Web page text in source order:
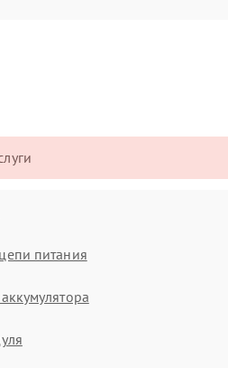
питания